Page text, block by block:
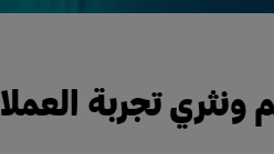
ونثري تجربة